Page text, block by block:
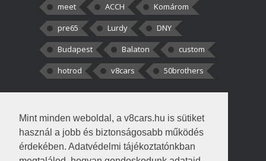
Mint minden weboldal, a v8cars.hu is sütiket
használ a jobb és biztonságosabb működés
érdekében. Adatvédelmi tájékoztatónkban
meet ACCH
Komárom
pre65
Lurdy
DNY
Budapest
Balaton
custom
hotrod
v8cars 50brothers
kortisz:Elszúrtam! Én csak két
darabbaal számoltam. Nem tudtam, hogy fél autót,